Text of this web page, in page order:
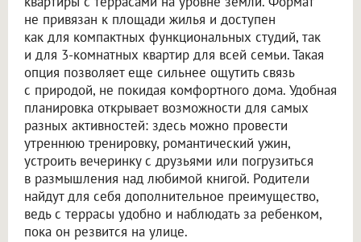
не привязан к площади жилья и доступен
как для компактных функциональных студий, так
и для 3-комнатных квартир для всей семьи. Такая
опция позволяет еще сильнее ощутить связь
с природой, не покидая комфортного дома. Удобная
планировка открывает возможности для самых
разных активностей: здесь можно провести
утреннюю тренировку, романтический ужин,
устроить вечеринку с друзьями или погрузиться
в размышления над любимой книгой. Родители
найдут для себя дополнительное преимущество,
ведь с террасы удобно и наблюдать за ребенком,
пока он резвится на улице.